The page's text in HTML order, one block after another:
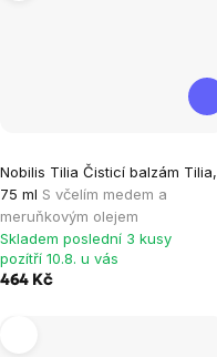
Nobilis Tilia Čisticí balzám Tilia,
75 ml S včelím medem a
meruňkovým olejem
Skladem poslední 3 kusy
pozítří 10.8. u vás
464 Kč